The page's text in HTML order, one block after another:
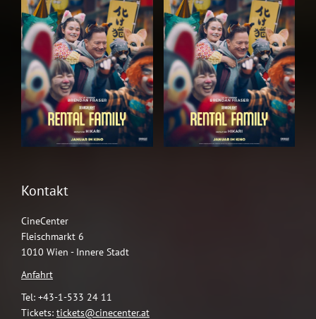
Kontakt
CineCenter
Fleischmarkt 6
1010 Wien - Innere Stadt
Anfahrt
Tel: +43-1-533 24 11
Tickets: tickets@cinecenter.at